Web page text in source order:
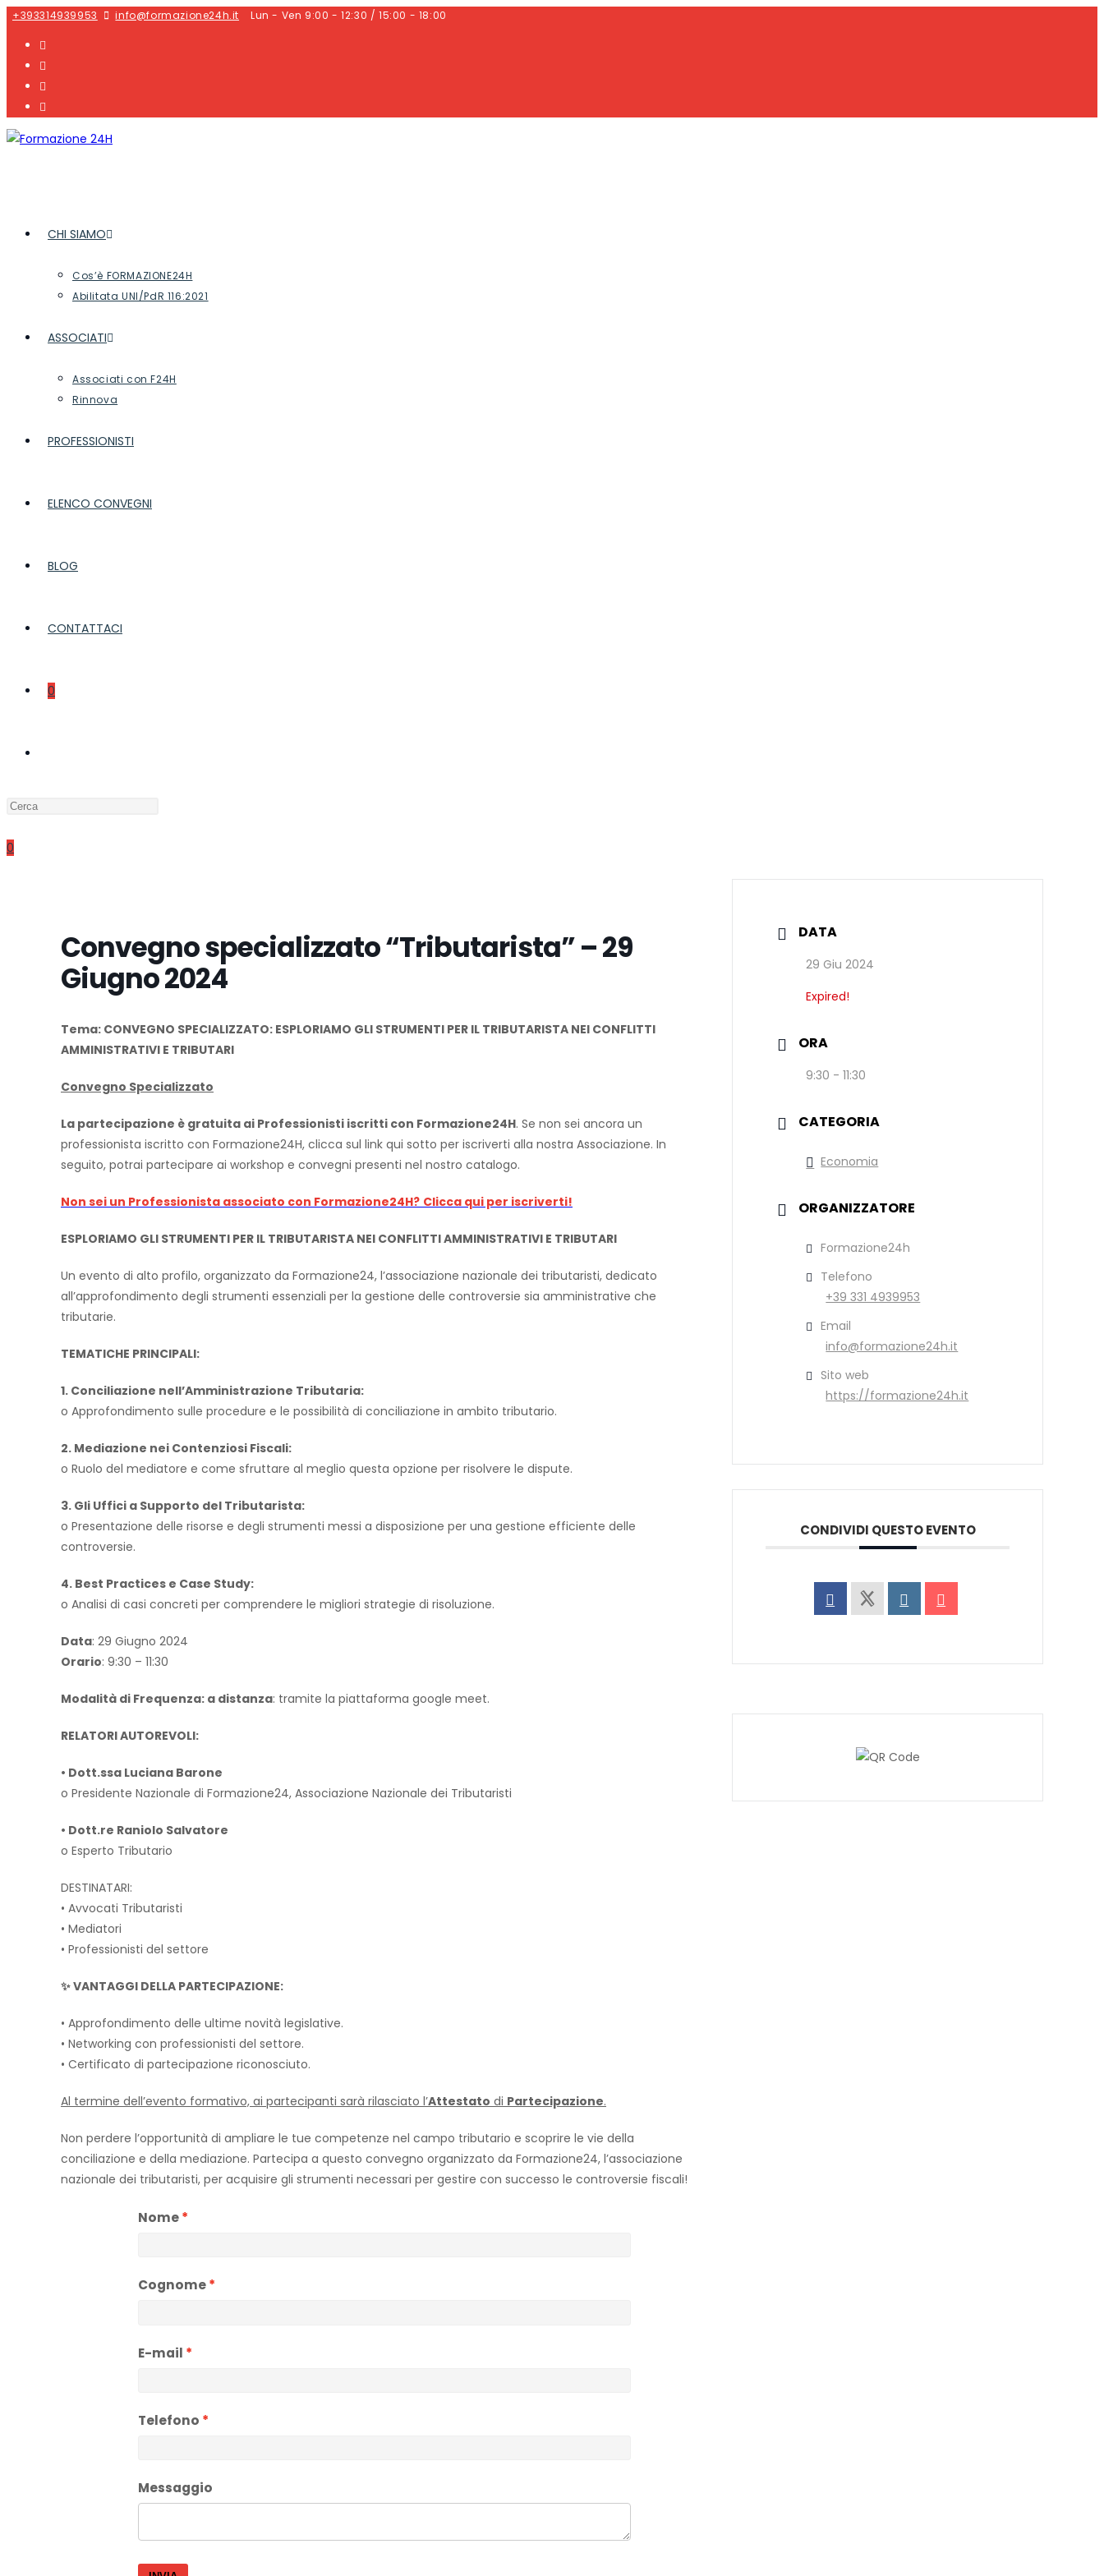
+393314939953 info@formazione24h.it Lun - Ven 9:00 - 12:30 / 15:00 - 18:00
CHI SIAMO
Cos’è FORMAZIONE24H
Abilitata UNI/PdR 116:2021
ASSOCIATI
Associati con F24H
Rinnova
PROFESSIONISTI
ELENCO CONVEGNI
BLOG
CONTATTACI
0
0
Convegno specializzato “Tributarista” – 29
Giugno 2024
Tema: CONVEGNO SPECIALIZZATO: ESPLORIAMO GLI STRUMENTI PER IL TRIBUTARISTA NEI CONFLITTI
AMMINISTRATIVI E TRIBUTARI
Convegno Specializzato
La partecipazione è gratuita ai Professionisti iscritti con Formazione24H. Se non sei ancora un
professionista iscritto con Formazione24H, clicca sul link qui sotto per iscriverti alla nostra Associazione. In
seguito, potrai partecipare ai workshop e convegni presenti nel nostro catalogo.
Non sei un Professionista associato con Formazione24H? Clicca qui per iscriverti!
ESPLORIAMO GLI STRUMENTI PER IL TRIBUTARISTA NEI CONFLITTI AMMINISTRATIVI E TRIBUTARI
Un evento di alto profilo, organizzato da Formazione24, l’associazione nazionale dei tributaristi, dedicato
all’approfondimento degli strumenti essenziali per la gestione delle controversie sia amministrative che
tributarie.
TEMATICHE PRINCIPALI:
1. Conciliazione nell’Amministrazione Tributaria:
o Approfondimento sulle procedure e le possibilità di conciliazione in ambito tributario.
2. Mediazione nei Contenziosi Fiscali:
o Ruolo del mediatore e come sfruttare al meglio questa opzione per risolvere le dispute.
3. Gli Uffici a Supporto del Tributarista:
o Presentazione delle risorse e degli strumenti messi a disposizione per una gestione efficiente delle
controversie.
4. Best Practices e Case Study:
o Analisi di casi concreti per comprendere le migliori strategie di risoluzione.
Data: 29 Giugno 2024
Orario: 9:30 – 11:30
Modalità di Frequenza: a distanza: tramite la piattaforma google meet.
RELATORI AUTOREVOLI:
• Dott.ssa Luciana Barone
o Presidente Nazionale di Formazione24, Associazione Nazionale dei Tributaristi
• Dott.re Raniolo Salvatore
o Esperto Tributario
DESTINATARI:
• Avvocati Tributaristi
• Mediatori
• Professionisti del settore
✨ VANTAGGI DELLA PARTECIPAZIONE:
• Approfondimento delle ultime novità legislative.
• Networking con professionisti del settore.
• Certificato di partecipazione riconosciuto.
Al termine dell’evento formativo, ai partecipanti sarà rilasciato l’Attestato di Partecipazione.
Non perdere l’opportunità di ampliare le tue competenze nel campo tributario e scoprire le vie della
conciliazione e della mediazione. Partecipa a questo convegno organizzato da Formazione24, l’associazione
nazionale dei tributaristi, per acquisire gli strumenti necessari per gestire con successo le controversie fiscali!
Nome
Cognome
E-mail
Telefono
Messaggio
DATA
29 Giu 2024
Expired!
ORA
9:30 - 11:30
CATEGORIA
Economia
ORGANIZZATORE
Formazione24h
Telefono
+39 331 4939953
Email
info@formazione24h.it
Sito web
https://formazione24h.it
CONDIVIDI QUESTO EVENTO